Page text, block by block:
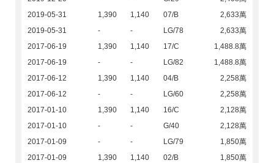
2019-05-31
1,390 1,140 07/B
2,633萬
2019-05-31
- - LG/78
2,633萬
2017-06-19
1,390 1,140 17/C
1,488.8萬
2017-06-19
- - LG/82
1,488.8萬
2017-06-12
1,390 1,140 04/B
2,258萬
2017-06-12
- - LG/60
2,258萬
2017-01-10
1,390 1,140 16/C
2,128萬
2017-01-10
- - G/40
2,128萬
2017-01-09
- - LG/79
1,850萬
2017-01-09
1,390 1,140 02/B
1,850萬